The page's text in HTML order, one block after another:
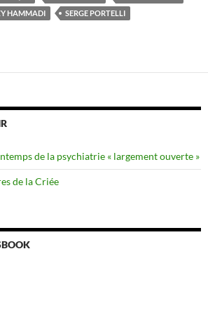
HAMMADI
SERGE PORTELLI
de la psychiatrie « largement ouverte »
de la Criée